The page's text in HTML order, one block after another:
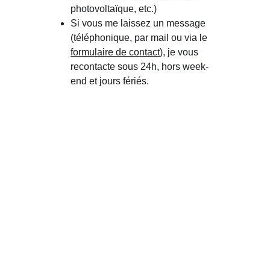
photovoltaïque, etc.)
Si vous me laissez un message
(téléphonique, par mail ou via le
formulaire de contact), je vous
recontacte sous 24h, hors week-
end et jours fériés.